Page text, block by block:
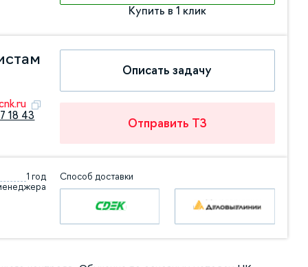
Купить в 1 клик
18 43
Описать задачу
Отправить ТЗ
1 год
Способ доставки